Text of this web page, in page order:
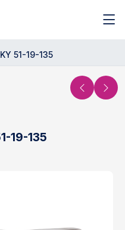
51-19-135
19-135